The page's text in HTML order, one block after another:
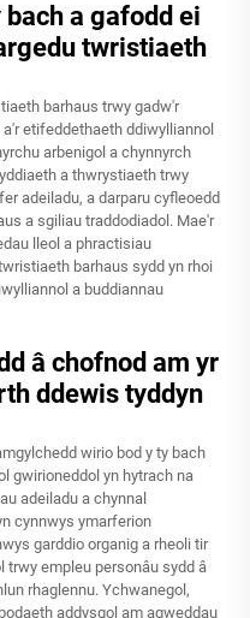
a gafodd ei
twristiaeth
barhaus trwy gadw'r
etifeddethaeth ddiwylliannol
arbenigol a chynnyrch
a thwrystiaeth trwy
adeiladu, a darparu cyfleoedd
a sgiliau traddodiadol. Mae'r
lleol a phractisiau
barhaus sydd yn rhoi
a buddiannau
â chofnod am yr
ddewis tyddyn
wirio bod y ty bach
gwirioneddol yn hytrach na
adeiladu a chynnal
cynnwys ymarferion
garddio organig a rheoli tir
trwy empleu personâu sydd â
rhaglennu. Ychwanegol,
addysgol am agweddau